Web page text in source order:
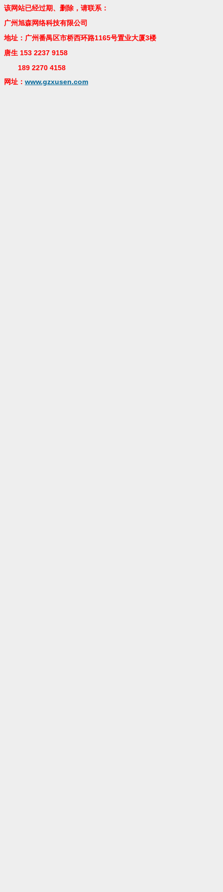
该网站已经过期、删除，请联系：
广州旭森网络科技有限公司
地址：广州番禺区市桥西环路1165号置业大厦3楼
唐生 153 2237 9158
189 2270 4158
网址： www.gzxusen.com